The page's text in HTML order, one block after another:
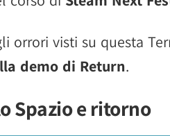
orrori visti su questa
demo di Return.
Spazio e ritorno